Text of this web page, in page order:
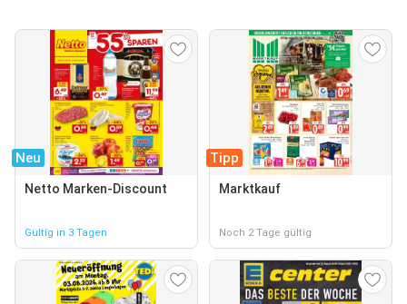
Neu
Netto Marken-Discount
Gültig in 3 Tagen
Tipp
Marktkauf
Noch 2 Tage gültig